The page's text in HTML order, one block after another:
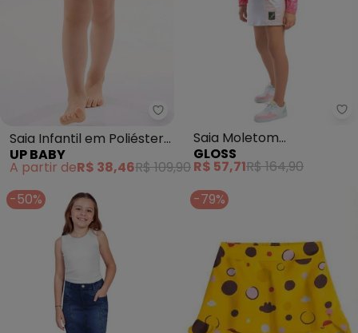
Up Baby - Saia Infantil em
Saia Infantil em Poliéster
Fps+50 (Azul)
UP BABY
A partir deR$ 38,46R$ 109,90
Saia Moletom
Infantil(Branco)
GLOSS
R$ 57,71R$ 164,90
-50%
-79%